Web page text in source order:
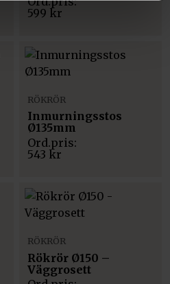
599 kr
RÖKRÖR
Inmurningsstos
Ø135mm
543 kr
RÖKRÖR
Rökrör Ø150 –
Väggrosett